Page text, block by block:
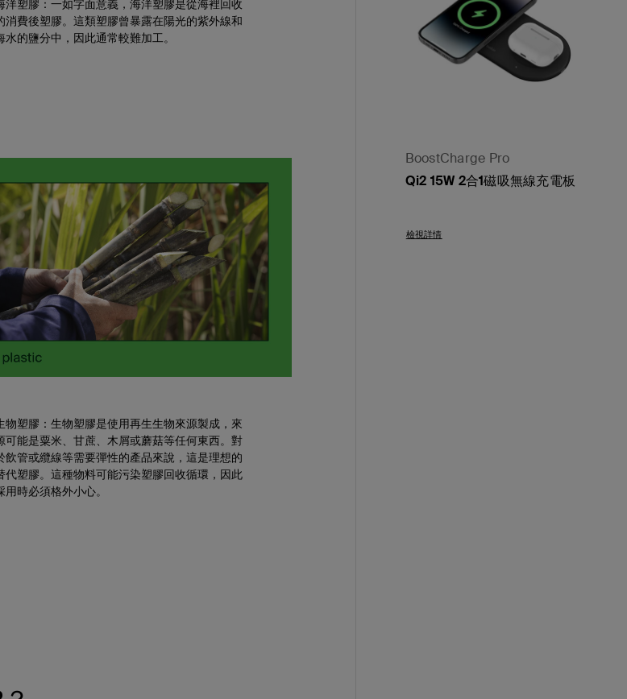
洋塑膠： 一如字面意義，海洋塑膠是從海裡回收
消費後塑膠。這類塑膠曾暴露在陽光的紫外線和
水的鹽分中，因此通常較難加工。
物塑膠： 生物塑膠是使用再生生物來源製成，來
可能是粟米、甘蔗、木屑或蘑菇等任何東西。對
飲管或纜線等需要彈性的產品來說，這是理想的
代塑膠。這種物料可能污染塑膠回收循環，因此
用時必須格外小心。
BoostCharge Pro
Qi2 15W 2合1磁吸無線充電板
檢視詳情